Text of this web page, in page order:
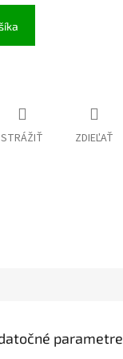
STRÁŽIŤ ZDIEĽAŤ
parametre